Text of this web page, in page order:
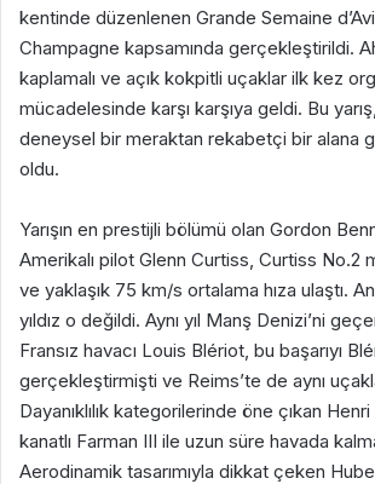
kentinde düzenlenen Grande Semaine
Champagne kapsamında gerçekleştirildi.
kaplamalı ve açık kokpitli uçaklar ilk kez
mücadelesinde karşı karşıya geldi. Bu yarış,
deneysel bir meraktan rekabetçi bir alana
oldu.
Yarışın en prestijli bölümü olan Gordon
Amerikalı pilot Glenn Curtiss, Curtiss No.2
ve yaklaşık 75 km/s ortalama hıza ulaştı.
yıldız o değildi. Aynı yıl Manş Denizi’ni
Fransız havacı Louis Blériot, bu başarıyı
gerçekleştirmişti ve Reims’te de aynı
Dayanıklılık kategorilerinde öne çıkan
kanatlı Farman III ile uzun süre havada
Aerodinamik tasarımıyla dikkat çeken